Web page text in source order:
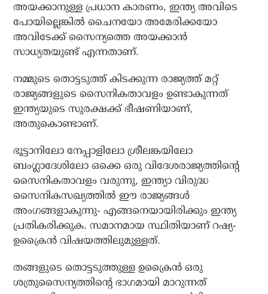
അയക്കാനുള്ള പ്രധാന കാരണം, ഇന്ത്യ അവിടെ
പോയില്ലെങ്കില്‍ ചൈനയോ അമേരിക്കയോ
അവിടേക്ക് സൈന്യത്തെ അയക്കാന്‍
സാധ്യതയുണ്ട് എന്നതാണ്.
നമ്മുടെ തൊട്ടടുത്ത് കിടക്കുന്ന രാജ്യത്ത് മറ്റ്
രാജ്യങ്ങളുടെ സൈനികതാവളം ഉണ്ടാകുന്നത്
ഇന്ത്യയുടെ സുരക്ഷക്ക് ഭീഷണിയാണ്,
അതുകൊണ്ടാണ്.
ഭൂട്ടാനിലോ നേപ്പാളിലോ ശ്രീലങ്കയിലോ
ബംഗ്ലാദേശിലോ ഒക്കെ ഒരു വിദേശരാജ്യത്തിന്റെ
സൈനികതാവളം വരുന്നു, ഇന്ത്യാ വിരുദ്ധ
സൈനികസഖ്യത്തില്‍ ഈ രാജ്യങ്ങള്‍
അംഗങ്ങളാകുന്നു- എങ്ങനെയായിരിക്കും ഇന്ത്യ
പ്രതികരിക്കുക. സമാനമായ സ്ഥിതിയാണ് റഷ്യ-
ഉക്രൈന്‍ വിഷയത്തിലുമുള്ളത്.
തങ്ങളുടെ തൊട്ടടുത്തുള്ള ഉക്രൈന്‍ ഒരു
ശത്രുസൈന്യത്തിന്റെ ഭാഗമായി മാറുന്നത്